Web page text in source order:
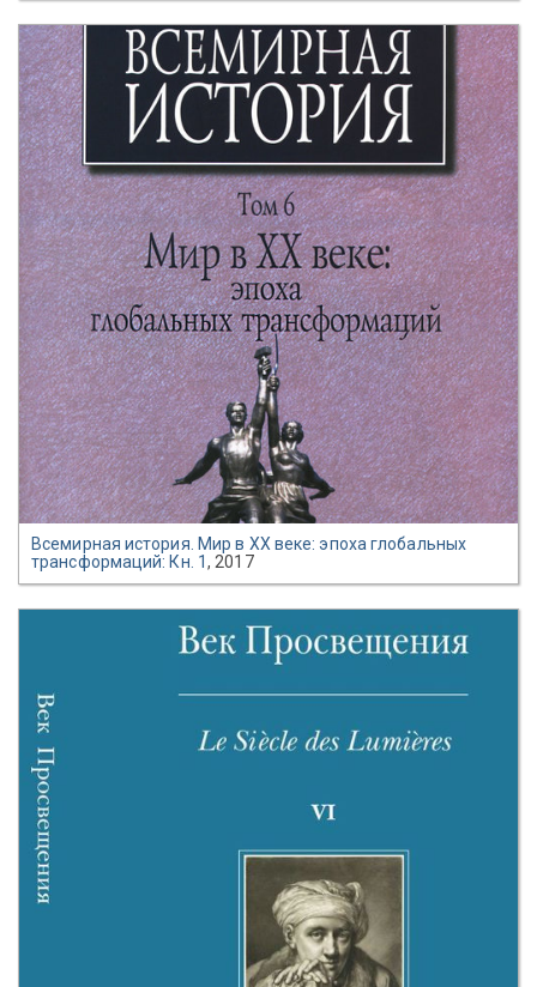
Всемирная история. Мир в XX веке: эпоха глобальных
трансформаций: Кн. 1, 2017